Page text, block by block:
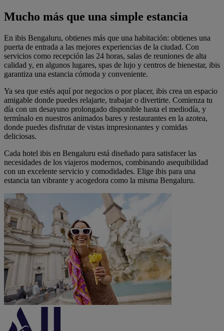
Mucho más que una simple estancia
En ibis Bengaluru, obtienes más que una habitación: obtienes una
puerta de entrada a las mejores experiencias de la ciudad. Con
servicios como recepción las 24 horas, salas de reuniones de alta
calidad y, en algunos lugares, spas de lujo y centros de bienestar, ibis
garantiza una estancia cómoda y conveniente.
Ya sea que estés aquí por negocios o por placer, ibis crea un espacio
amigable donde puedes relajarte, trabajar o divertirte. Comienza tu
día con un desayuno prolongado disponible hasta el mediodía, y
termínalo en nuestros animados bares y restaurantes en la azotea,
donde puedes disfrutar de vistas impresionantes y comidas
deliciosas.
Cada hotel ibis en Bengaluru está diseñado para satisfacer las
necesidades de los viajeros modernos, combinando asequibilidad
con un excelente servicio y comodidades. Elige ibis para una
estancia tan vibrante y acogedora como la misma Bengaluru.